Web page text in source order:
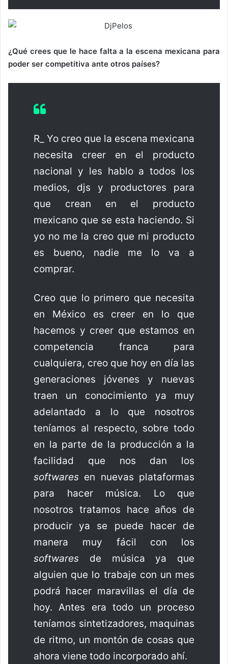
¿Qué crees que le hace falta a la escena mexicana para
poder ser competitiva ante otros países?
R_ Yo creo que la escena mexicana
necesita creer en el producto
nacional y les hablo a todos los
medios, djs y productores para
que crean en el producto
mexicano que se esta haciendo. Si
yo no me la creo que mi producto
es bueno, nadie me lo va a
comprar.
Creo que lo primero que necesita
en México es creer en lo que
hacemos y creer que estamos en
competencia franca para
cualquiera, creo que hoy en día las
generaciones jóvenes y nuevas
traen un conocimiento ya muy
adelantado a lo que nosotros
teníamos al respecto, sobre todo
en la parte de la producción a la
facilidad que nos dan los
softwares en nuevas plataformas
para hacer música. Lo que
nosotros tratamos hace años de
producir ya se puede hacer de
manera muy fácil con los
softwares de música ya que
alguien que lo trabaje con un mes
podrá hacer maravillas el día de
hoy. Antes era todo un proceso
teníamos sintetizadores, maquinas
de ritmo, un montón de cosas que
ahora viene todo incorporado ahí.